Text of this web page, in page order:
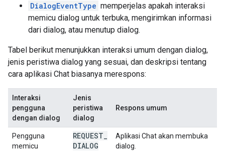
DialogEventType memperjelas apakah interaksi
memicu dialog untuk terbuka, mengirimkan informasi
dari dialog, atau menutup dialog.
Tabel berikut menunjukkan interaksi umum dengan dialog,
jenis peristiwa dialog yang sesuai, dan deskripsi tentang
cara aplikasi Chat biasanya merespons:
Interaksi
pengguna
dengan dialog
Jenis
peristiwa
dialog
Respons umum
Pengguna
memicu
REQUEST
DIALOG
Aplikasi Chat akan membuka
dialog.